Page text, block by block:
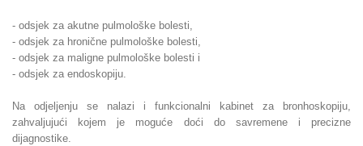
- odsjek za akutne pulmološke bolesti,
- odsjek za hronične pulmološke bolesti,
- odsjek za maligne pulmološke bolesti i
- odsjek za endoskopiju.
Na odjeljenju se nalazi i funkcionalni kabinet za bronhoskopiju,
zahvaljujući kojem je moguće doći do savremene i precizne
dijagnostike.